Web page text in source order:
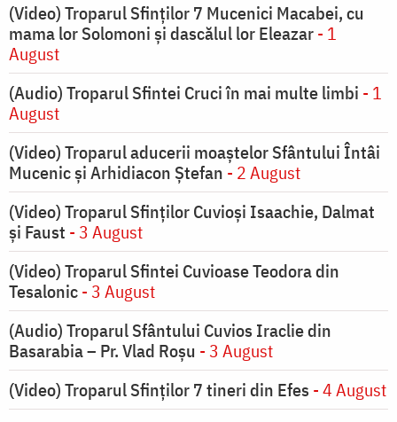
(Video) Troparul Sfinților 7 Mucenici Macabei, cu
mama lor Solomoni și dascălul lor Eleazar- 1
August
(Audio) Troparul Sfintei Cruci în mai multe limbi - 1
August
(Video) Troparul aducerii moaștelor Sfântului Întâi
Mucenic și Arhidiacon Ștefan - 2 August
(Video) Troparul Sfinților Cuvioși Isaachie, Dalmat
și Faust - 3 August
(Video) Troparul Sfintei Cuvioase Teodora din
Tesalonic- 3 August
(Audio) Troparul Sfântului Cuvios Iraclie din
Basarabia – Pr. Vlad Roșu - 3 August
(Video) Troparul Sfinților 7 tineri din Efes - 4 August